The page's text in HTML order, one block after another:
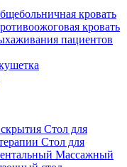
кровать
кровать
пациентов
Стол для
Стол для
Массажный